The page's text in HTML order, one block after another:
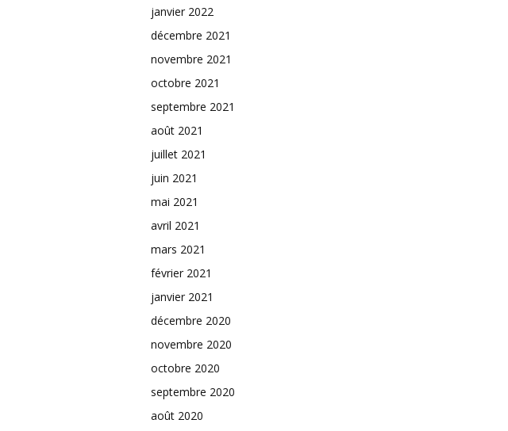
janvier 2022
décembre 2021
novembre 2021
octobre 2021
septembre 2021
août 2021
juillet 2021
juin 2021
mai 2021
avril 2021
mars 2021
février 2021
janvier 2021
décembre 2020
novembre 2020
octobre 2020
septembre 2020
août 2020